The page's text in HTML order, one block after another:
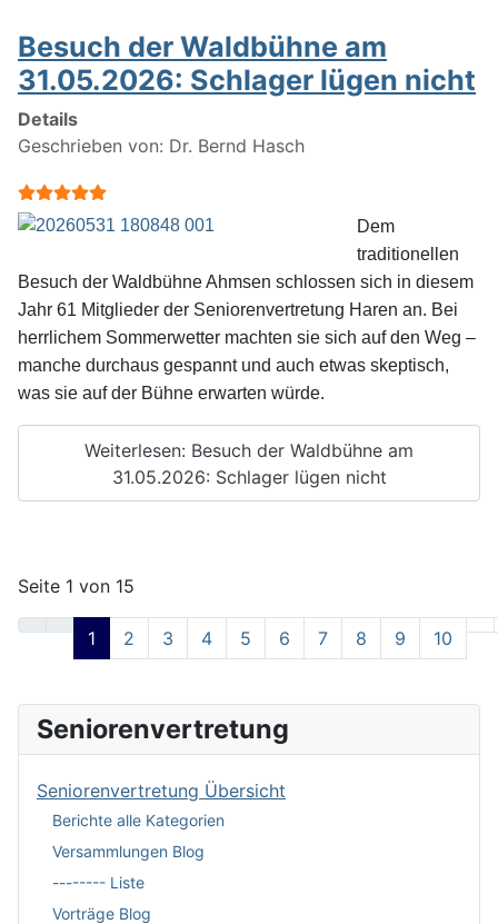
Seniorenvertretung
Seniorenvertretung Übersicht
Berichte alle Kategorien
Versammlungen Blog
-------- Liste
Vorträge Blog
Besuch der Waldbühne am
31.05.2026: Schlager lügen nicht
Details
Geschrieben von: Dr. Bernd Hasch
Bewertung:
Dem
traditionellen
Besuch der Waldbühne Ahmsen schlossen sich in diesem
Jahr 61 Mitglieder der Seniorenvertretung Haren an. Bei
herrlichem Sommerwetter machten sie sich auf den Weg –
manche durchaus gespannt und auch etwas skeptisch,
was sie auf der Bühne erwarten würde.
Weiterlesen: Besuch der Waldbühne am
31.05.2026: Schlager lügen nicht
Seite 1 von 15
1 2 3 4 5 6 7 8 9 10